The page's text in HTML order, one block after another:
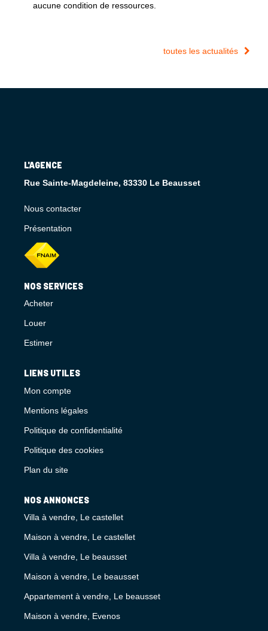
aucune condition de ressources.
toutes les actualités
L'AGENCE
Rue Sainte-Magdeleine, 83330 Le Beausset
Nous contacter
Présentation
NOS SERVICES
Acheter
Louer
Estimer
LIENS UTILES
Mon compte
Mentions légales
Politique de confidentialité
Politique des cookies
Plan du site
NOS ANNONCES
Villa à vendre, Le castellet
Maison à vendre, Le castellet
Villa à vendre, Le beausset
Maison à vendre, Le beausset
Appartement à vendre, Le beausset
Maison à vendre, Evenos